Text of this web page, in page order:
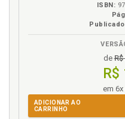
conflitos entre direitos
Introdução, p. 13
Judicial Review e sua
norte-americana, p. 54
Juiz constitucional
democracia: por
ISBN:
deR$
R$
em
ADICIONAR AO
CARRINHO